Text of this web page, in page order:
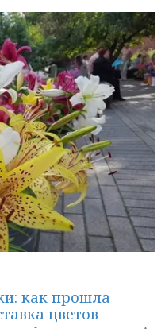
как прошла
цветов